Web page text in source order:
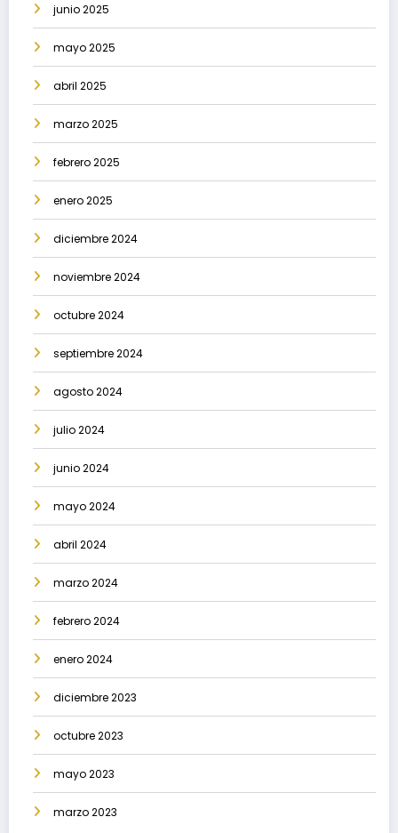
junio 2025
mayo 2025
abril 2025
marzo 2025
febrero 2025
enero 2025
diciembre 2024
noviembre 2024
octubre 2024
septiembre 2024
agosto 2024
julio 2024
junio 2024
mayo 2024
abril 2024
marzo 2024
febrero 2024
enero 2024
diciembre 2023
octubre 2023
mayo 2023
marzo 2023